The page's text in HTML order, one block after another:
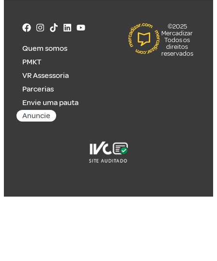
Quem somos
PMKT
VR Assessoria
Parcerias
Envie uma pauta
Anuncie
©2025
Mercadizar
Todos os
direitos
reservados